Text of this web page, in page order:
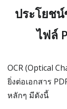
ประโยช
ไฟล์
OCR (Optical
ยิ่งต่อเอกสาร
หลักๆ มีดังนี้